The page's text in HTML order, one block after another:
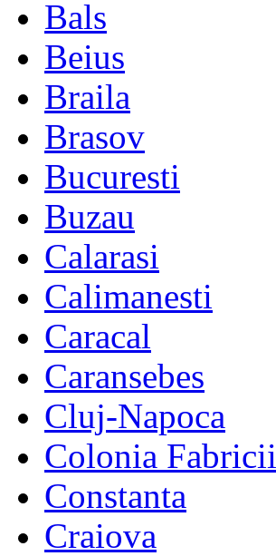
Bals
Beius
Braila
Brasov
Bucuresti
Buzau
Calarasi
Calimanesti
Caracal
Caransebes
Cluj-Napoca
Colonia Fabricii
Constanta
Craiova